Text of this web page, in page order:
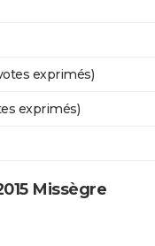
exprimés)
exprimés)
Missègre